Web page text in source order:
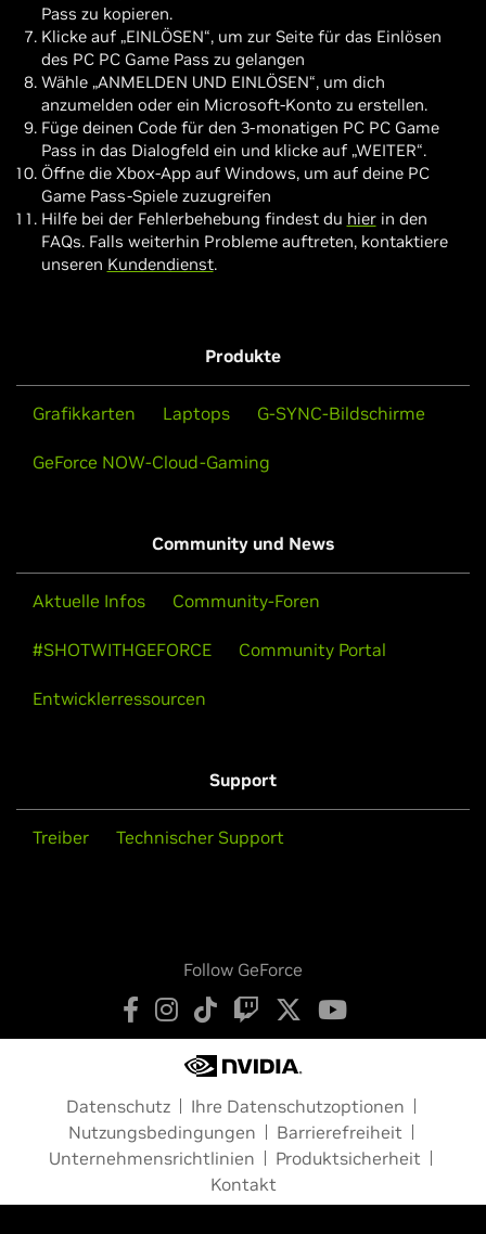
Pass zu kopieren.
Klicke auf „EINLÖSEN“, um zur Seite für das Einlösen
des PC PC Game Pass zu gelangen
Wähle „ANMELDEN UND EINLÖSEN“, um dich
anzumelden oder ein Microsoft-Konto zu erstellen.
Füge deinen Code für den 3-monatigen PC PC Game
Pass in das Dialogfeld ein und klicke auf „WEITER“.
Öffne die Xbox-App auf Windows, um auf deine PC
Game Pass-Spiele zuzugreifen
Hilfe bei der Fehlerbehebung findest du hierin den
FAQs. Falls weiterhin Probleme auftreten, kontaktiere
unseren Kundendienst.
Produkte
Grafikkarten Laptops G-SYNC-Bildschirme
GeForce NOW-Cloud-Gaming
Community und News
Aktuelle Infos Community-Foren
#SHOTWITHGEFORCE Community Portal
Entwicklerressourcen
Support
Treiber Technischer Support
Follow GeForce
Datenschutz
Ihre Datenschutzoptionen
Nutzungsbedingungen
Barrierefreiheit
Unternehmensrichtlinien
Produktsicherheit
Kontakt